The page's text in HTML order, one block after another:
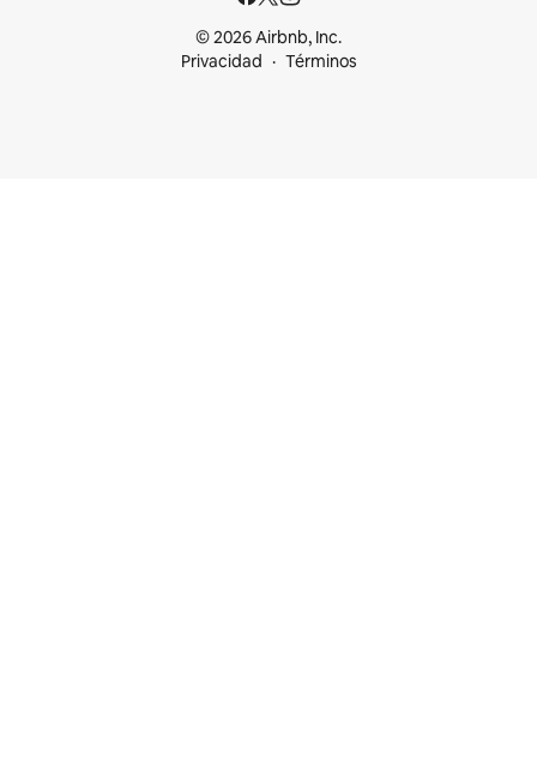
© 2026 Airbnb, Inc.
Privacidad
Términos